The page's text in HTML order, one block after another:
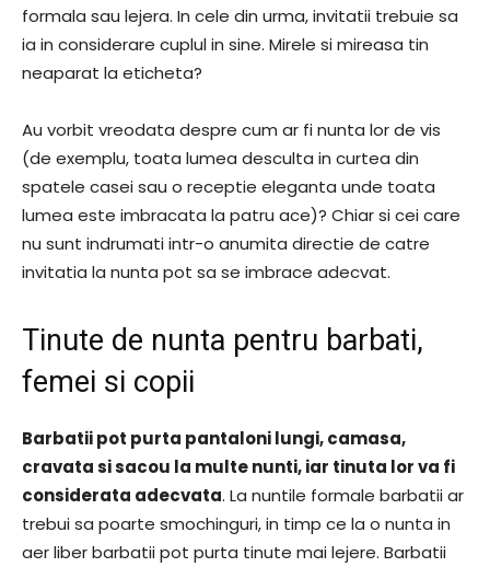
formala sau lejera. In cele din urma, invitatii trebuie sa
ia in considerare cuplul in sine. Mirele si mireasa tin
neaparat la eticheta?
Au vorbit vreodata despre cum ar fi nunta lor de vis
(de exemplu, toata lumea desculta in curtea din
spatele casei sau o receptie eleganta unde toata
lumea este imbracata la patru ace)? Chiar si cei care
nu sunt indrumati intr-o anumita directie de catre
invitatia la nunta pot sa se imbrace adecvat.
Tinute de nunta pentru barbati,
femei si copii
Barbatii pot purta pantaloni lungi, camasa,
cravata si sacou la multe nunti, iar tinuta lor va fi
considerata adecvata. La nuntile formale barbatii ar
trebui sa poarte smochinguri, in timp ce la o nunta in
aer liber barbatii pot purta tinute mai lejere. Barbatii